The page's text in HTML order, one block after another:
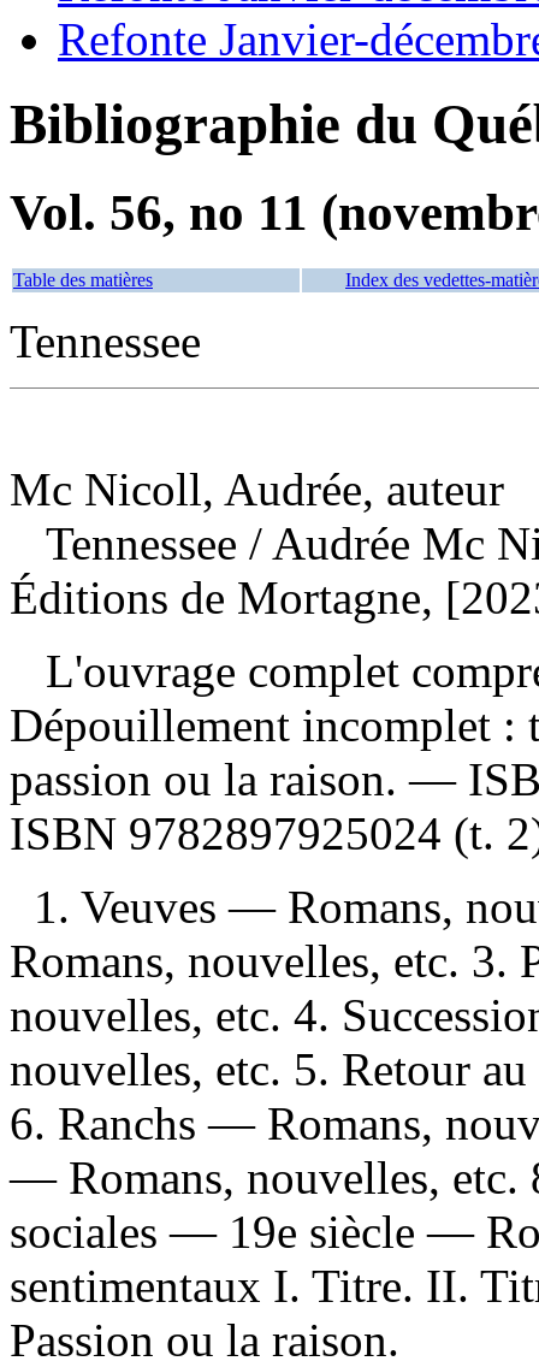
Refonte Janvier-
Bibliographie du
Vol. 56, no 11
Table des matières Index des vedettes-
Tennessee
Mc Nicoll, Audrée, auteur
Tennessee / Audrée Mc
Éditions de Mortagne,
L'ouvrage complet
Dépouillement incomplet :
passion ou la raison. —
ISBN 9782897925024 (t.
1. Veuves — Romans,
Romans, nouvelles, etc.
nouvelles, etc. 4.
nouvelles, etc. 5. Retour
6. Ranchs — Romans,
— Romans, nouvelles,
sociales — 19e siècle —
sentimentaux I. Titre. II.
Passion ou la raison.